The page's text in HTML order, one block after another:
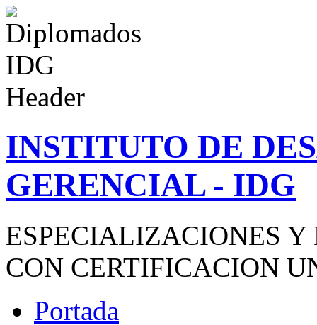
INSTITUTO DE
GERENCIAL - IDG
ESPECIALIZACIONES
CON CERTIFICACION
Portada